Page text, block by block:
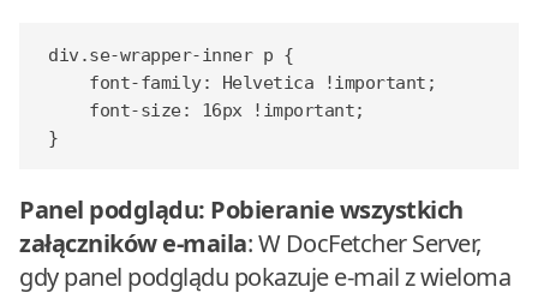
div .se-wrapper-inner p {
font-family: Helvetica !important ;
font-size: 16px !important;
}
Panel podglądu: Pobieranie wszystkich
załączników e-maila: W DocFetcher Server,
gdy panel podglądu pokazuje e-mail z wieloma